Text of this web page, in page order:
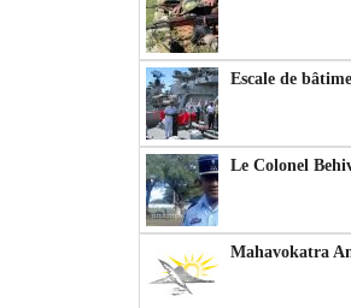
Escale de
Le Colonel
Mahavokatra